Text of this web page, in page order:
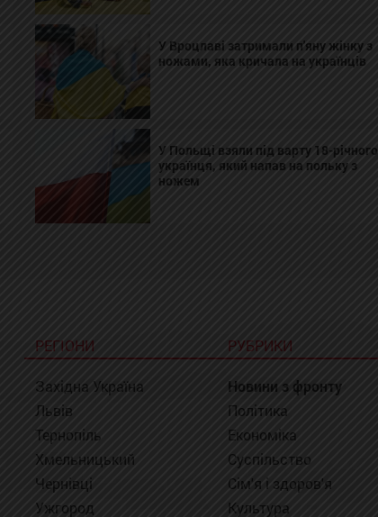
У Вроцлаві затримали п'яну жінку з
ножами, яка кричала на українців
У Польщі взяли під варту 18-річного
українця, який напав на польку з
ножем
РЕГІОНИ
Західна Україна
Львів
Тернопіль
Хмельницький
Чернівці
Ужгород
РУБРИКИ
Новини з фронту
Політика
Економіка
Суспільство
Сім'я і здоров'я
Культура